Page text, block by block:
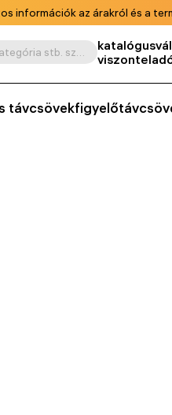
információk az árakról és a
Keresés termék, cikkszám, kategória stb. szerint katalógus
távcsövek